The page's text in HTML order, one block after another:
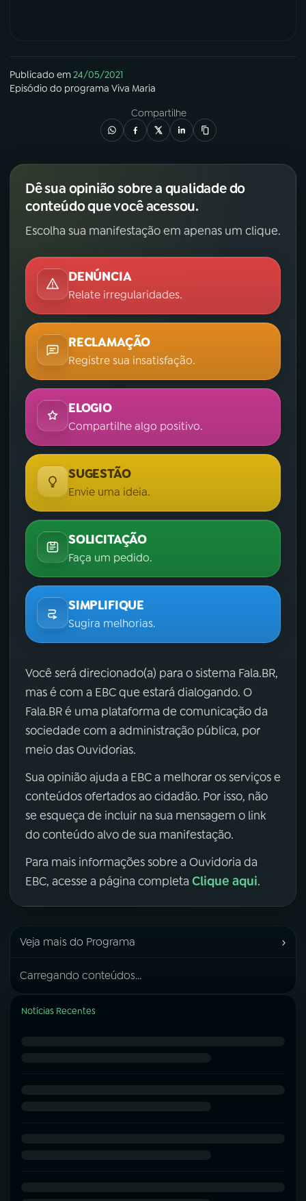
Publicado em24/05/2021
Episódio do programa Viva Maria
Compartilhe
Dê sua opinião sobre a qualidade do
conteúdo que você acessou.
Escolha sua manifestação em apenas um clique.
DENÚNCIA
Relate irregularidades.
RECLAMAÇÃO
Registre sua insatisfação.
ELOGIO
Compartilhe algo positivo.
SUGESTÃO
Envie uma ideia.
SOLICITAÇÃO
Faça um pedido.
SIMPLIFIQUE
Sugira melhorias.
Você será direcionado(a) para o sistema Fala.BR,
mas é com a EBC que estará dialogando. O
Fala.BR é uma plataforma de comunicação da
sociedade com a administração pública, por
meio das Ouvidorias.
Sua opinião ajuda a EBC a melhorar os serviços e
conteúdos ofertados ao cidadão. Por isso, não
se esqueça de incluir na sua mensagem o link
do conteúdo alvo de sua manifestação.
Para mais informações sobre a Ouvidoria da
EBC, acesse a página completa Clique aqui.
Veja mais do Programa ›
Carregando conteúdos...
Notícias Recentes